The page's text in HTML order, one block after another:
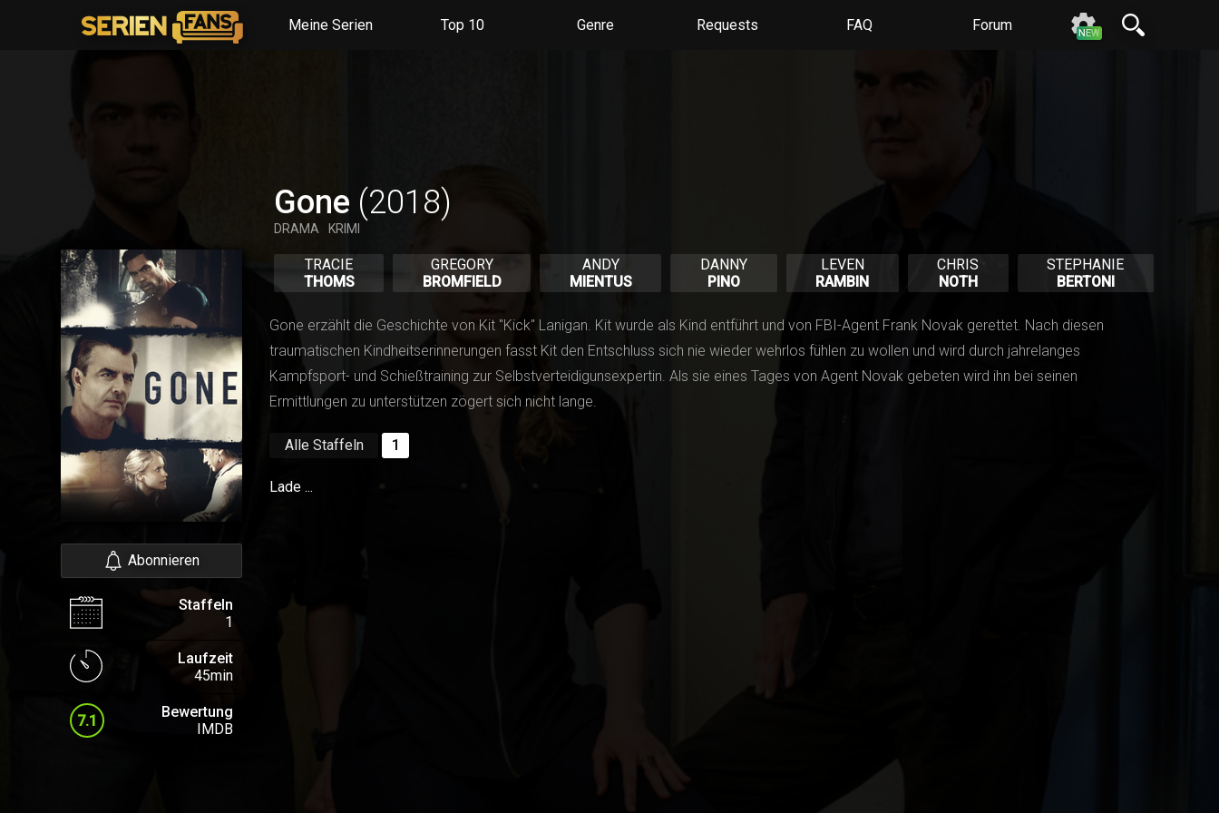
Meine Serien Top 10 Genre Requests FAQ Forum NEW
entfernen oder neue hinzufügen.
Gone (2018)
DRAMA KRIMI
Abonnieren
Staffeln
1
Laufzeit
45min
7.1
Bewertung
IMDB
TRACIE
THOMS
GREGORY
BROMFIELD
ANDY
MIENTUS
DANNY
PINO
LEVEN
RAMBIN
CHRIS
NOTH
STEPHANIE
BERTONI
Gone erzählt die Geschichte von Kit "Kick" Lanigan. Kit wurde als Kind entführt und von FBI-Agent Frank Novak gerettet. Nach diesen
traumatischen Kindheitserinnerungen fasst Kit den Entschluss sich nie wieder wehrlos fühlen zu wollen und wird durch jahrelanges
Kampfsport- und Schießtraining zur Selbstverteidigunsexpertin. Als sie eines Tages von Agent Novak gebeten wird ihn bei seinen
Ermittlungen zu unterstützen zögert sich nicht lange.
Alle Staffeln 1
Lade ...